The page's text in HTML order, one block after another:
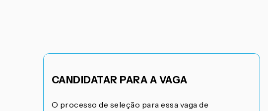
CANDIDATAR PARA A VAGA
O processo de seleção para essa vaga de